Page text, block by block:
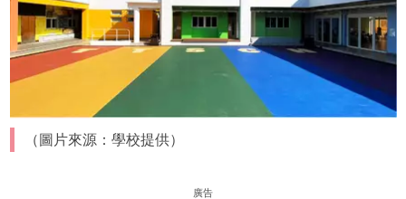
（圖片來源：學校提供）
廣告